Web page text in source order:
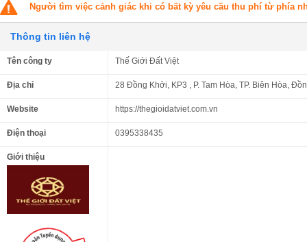
Người tìm việc cảnh giác khi có bất kỳ yêu cầu thu phí từ phía
Thông tin liên hệ
Tên công ty Thế Giới Đất Việt
Địa chỉ 28 Đồng Khởi, KP3 , P. Tam Hòa, TP. Biên Hòa,
Website https://thegioidatviet.com.vn
Điện thoại 0395338435
Giới thiệu